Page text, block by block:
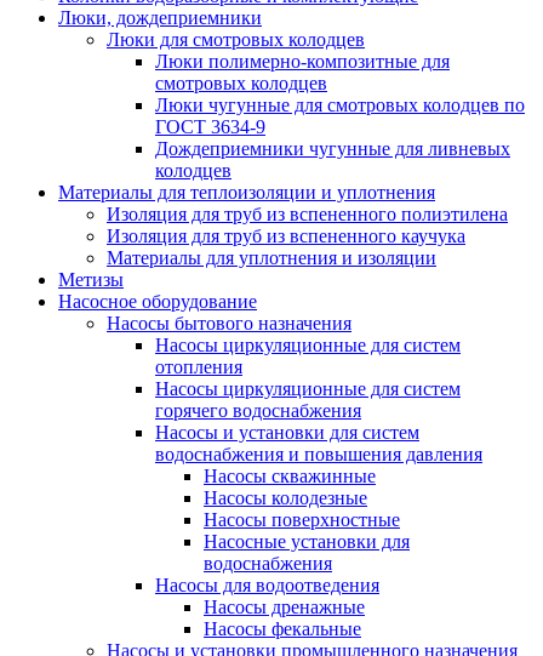
Люки, дождеприемники
Люки для смотровых колодцев
Люки полимерно-композитные для
смотровых колодцев
Люки чугунные для смотровых колодцев по
ГОСТ 3634-9
Дождеприемники чугунные для ливневых
колодцев
Материалы для теплоизоляции и уплотнения
Изоляция для труб из вспененного полиэтилена
Изоляция для труб из вспененного каучука
Материалы для уплотнения и изоляции
Метизы
Насосное оборудование
Насосы бытового назначения
Насосы циркуляционные для систем
отопления
Насосы циркуляционные для систем
горячего водоснабжения
Насосы и установки для систем
водоснабжения и повышения давления
Насосы скважинные
Насосы колодезные
Насосы поверхностные
Насосные установки для
водоснабжения
Насосы для водоотведения
Насосы дренажные
Насосы фекальные
Насосы и установки промышленного назначения